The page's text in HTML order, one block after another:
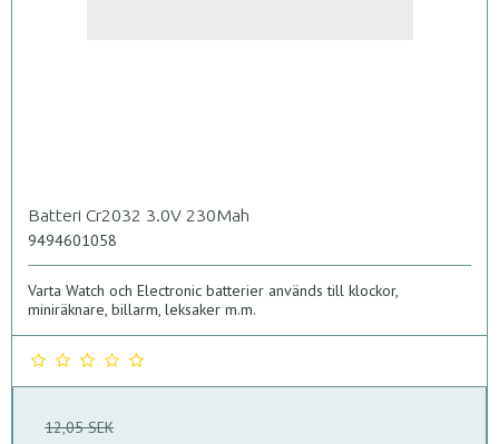
Batteri Cr2032 3.0V 230Mah
9494601058
Varta Watch och Electronic batterier används till klockor,
miniräknare, billarm, leksaker m.m.
12,05 SEK